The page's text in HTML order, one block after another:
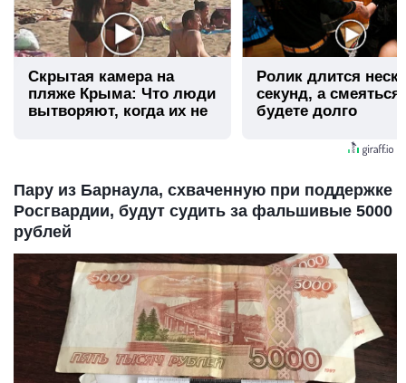
Скрытая камера на
пляже Крыма: Что люди
вытворяют, когда их не
Ролик длится
секунд, а
будете долго
Пару из Барнаула, схваченную при поддержке
Росгвардии, будут судить за фальшивые 5000
рублей